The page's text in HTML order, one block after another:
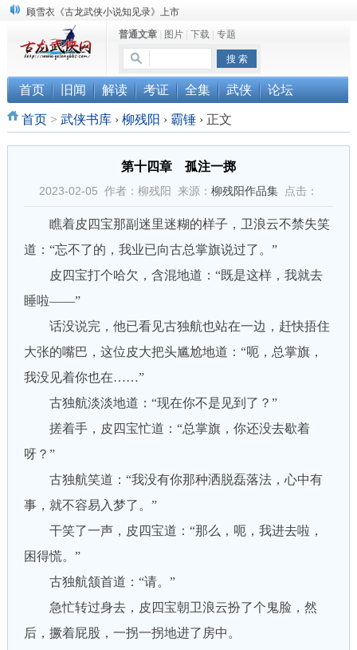
顾雪衣《古龙武侠小说知见录》上市
“武侠书库”查缺补漏活动圆满结束
《古龙小说原貌探究》修订版已上市
普通文章| 图片| 下载| 专题
首页 旧闻 解读 考证 全集 武侠 论坛
首页> 武侠书库 › 柳残阳 › 霸锤 ›正文
第十四章 孤注一掷
2023-02-05 作者：柳残阳 来源： 柳残阳作品集点击：
瞧着皮四宝那副迷里迷糊的样子，卫浪云不禁失笑
道：“忘不了的，我业已向古总掌旗说过了。”
皮四宝打个哈欠，含混地道：“既是这样，我就去
睡啦——”
话没说完，他已看见古独航也站在一边，赶快捂住
大张的嘴巴，这位皮大把头尴尬地道：“呃，总掌旗，
我没见着你也在……”
古独航淡淡地道：“现在你不是见到了？”
搓着手，皮四宝忙道：“总掌旗，你还没去歇着
呀？”
古独航笑道：“我没有你那种洒脱磊落法，心中有
事，就不容易入梦了。”
干笑了一声，皮四宝道：“那么，呃，我进去啦，
困得慌。”
古独航颔首道：“请。”
急忙转过身去，皮四宝朝卫浪云扮了个鬼脸，然
后，撅着屁股，一拐一拐地进了房中。